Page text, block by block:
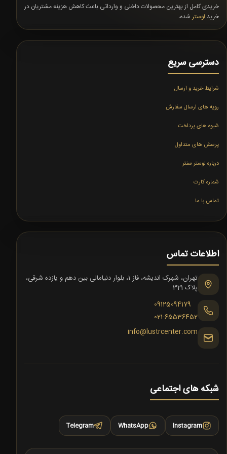
خریدی کامل از بهترین محصولات داخلی و وارداتی باعث کاهش هزینه مشتریان در
خرید لوستر شده،
دسترسی سریع
شرایط خرید و ارسال
رویه های ارسال سفارش
شیوه های پرداخت
پرسش های متداول
درباره لوستر سنتر
شماره کارت
تماس با ما
اطلاعات تماس
تهران، شهرک اندیشه، فاز 1، بلوار دنیامالی بین دهم و یازده شرقی،
پلاک 321
09125094179
021-65536452
info@lustrcenter.com
شبکه های اجتماعی
Instagram
WhatsApp
Telegram